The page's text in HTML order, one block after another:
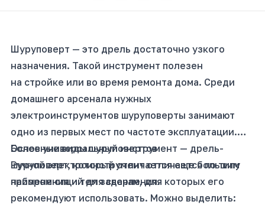
Шуруповерт — это дрель достаточно узкого
назначения. Такой инструмент полезен
на стройке или во время ремонта дома. Среди
домашнего арсенала нужных
электроинструментов шуруповерты занимают
одно из первых мест по частоте эксплуатации.
Более универсальный инструмент — дрель-
шуруповерт, который отличается еще большим
набором опций для сверления.
Основные виды шуруповертов
Ручной электроинструмент отличается по типу
применения и тем задачам, для которых его
рекомендуют использовать. Можно выделить: